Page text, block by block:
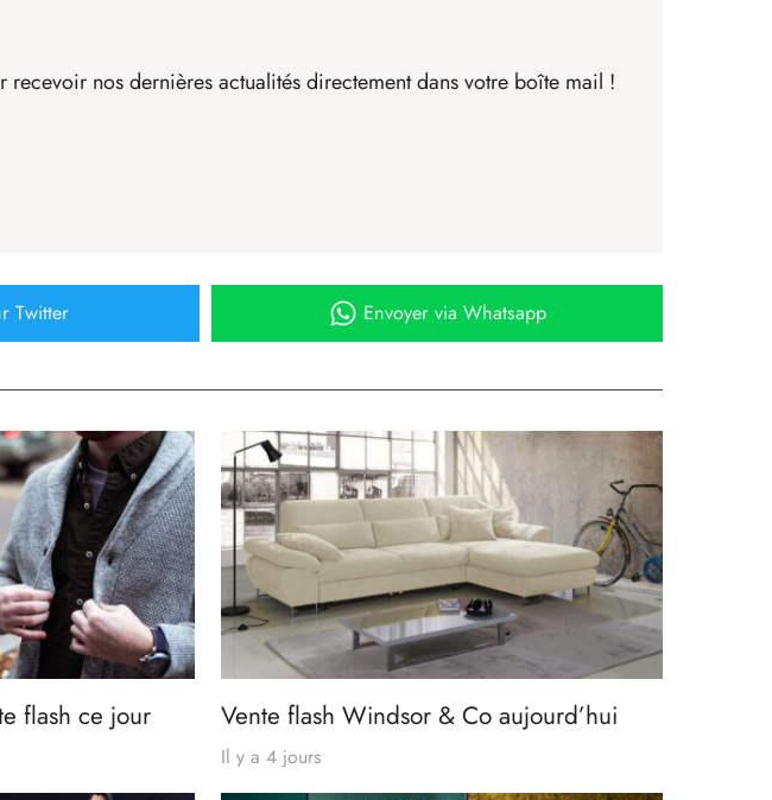
nos dernières actualités directement dans votre boîte mail !
Twitter Envoyervia Whatsapp
flash ce jour Vente flash Windsor & Co aujourd’hui
Il y a 4 jours